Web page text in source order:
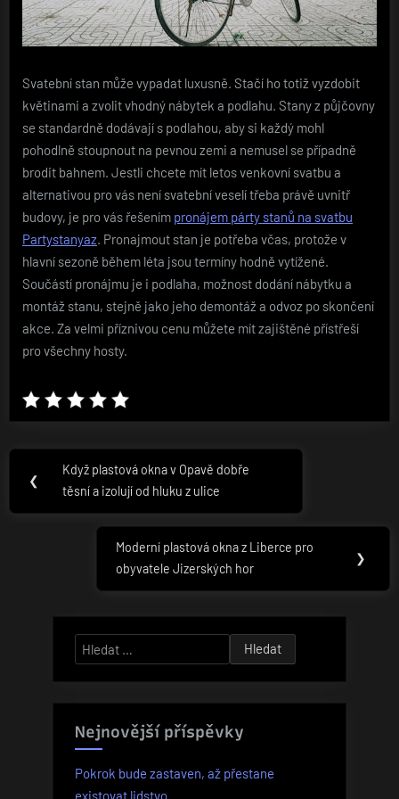
Svatební stan může vypadat luxusně. Stačí ho totiž vyzdobit
květinami a zvolit vhodný nábytek a podlahu. Stany z půjčovny
se standardně dodávají s podlahou, aby si každý mohl
pohodlně stoupnout na pevnou zemi a nemusel se případně
brodit bahnem. Jestli chcete mít letos venkovní svatbu a
alternativou pro vás není svatební veselí třeba právě uvnitř
budovy, je pro vás řešením pronájem párty stanů na svatbu
Partystanyaz. Pronajmout stan je potřeba včas, protože v
hlavní sezoně během léta jsou termíny hodně vytížené.
Součástí pronájmu je i podlaha, možnost dodání nábytku a
montáž stanu, stejně jako jeho demontáž a odvoz po skončení
akce. Za velmi příznivou cenu můžete mít zajištěné přístřeší
pro všechny hosty.
Navigace
pro
příspěvek
❮
Previous
Post:
Když plastová okna v Opavě dobře
těsní a izolují od hluku z ulice
Next
Post:
Moderní plastová okna z Liberce pro
obyvatele Jizerských hor
❯
Vyhledávání
Nejnovější příspěvky
Pokrok bude zastaven, až přestane
existovat lidstvo.